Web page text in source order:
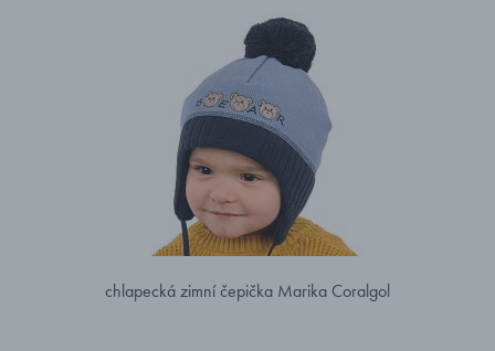
chlapecká zimní čepička Marika Coralgol